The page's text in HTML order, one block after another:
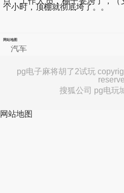
个小时，顶棚就彻底垮了。。
网站地图
汽车
pg电子麻将胡了2试玩
搜狐公司 pg电玩
网站地图